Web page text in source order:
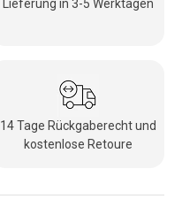
Lieferung in 3-5 Werktagen
14 Tage Rückgaberecht und
kostenlose Retoure